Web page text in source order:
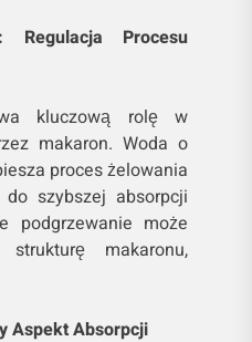
Regulacja Procesu
kluczową rolę w
makaron. Woda o
proces żelowania
szybszej absorpcji
podgrzewanie może
makaronu,
Aspekt Absorpcji